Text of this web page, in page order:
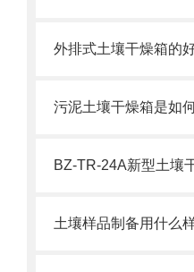
外排式土壤干燥箱的
污泥土壤干燥箱是如
BZ-TR-24A新型土壤
土壤样品制备用什么